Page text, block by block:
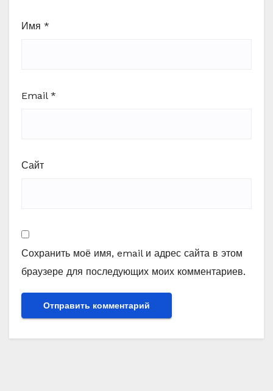
Имя *
Email *
Сайт
Сохранить моё имя, email и адрес сайта в этом
браузере для последующих моих комментариев.